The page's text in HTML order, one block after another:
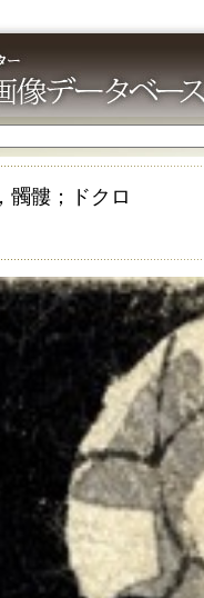
髑髏；ドクロ